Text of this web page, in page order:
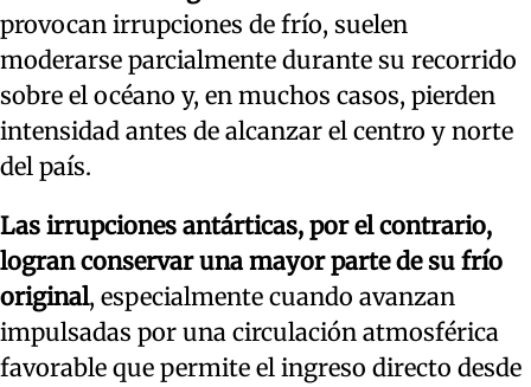
provocan irrupciones de frío, suelen
moderarse parcialmente durante su recorrido
sobre el océano y, en muchos casos, pierden
intensidad antes de alcanzar el centro y norte
del país.
Las irrupciones antárticas, por el contrario,
logran conservar una mayor parte de su frío
original, especialmente cuando avanzan
impulsadas por una circulación atmosférica
favorable que permite el ingreso directo desde